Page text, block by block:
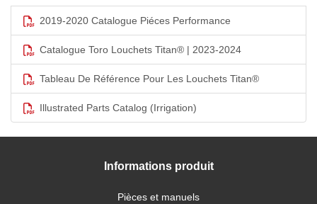
2019-2020 Catalogue Piéces Performance
Catalogue Toro Louchets Titan® | 2023-2024
Tableau De Référence Pour Les Louchets Titan®
Illustrated Parts Catalog (Irrigation)
Informations produit
Pièces et manuels